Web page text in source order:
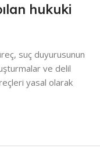
hukuki
suç duyurusunun
ve delil
yasal olarak